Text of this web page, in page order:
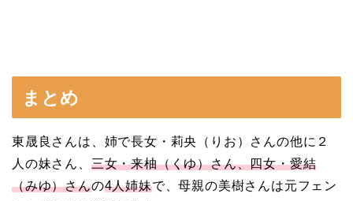
まとめ
東晟良さんは、姉で長女 ・ 莉央（りお）さんの他に２
人の妹さん、 三女・来柚（くゆ）さん、四女・愛結
（みゆ）さんの4人姉妹で、母親の美樹さんは元フェン